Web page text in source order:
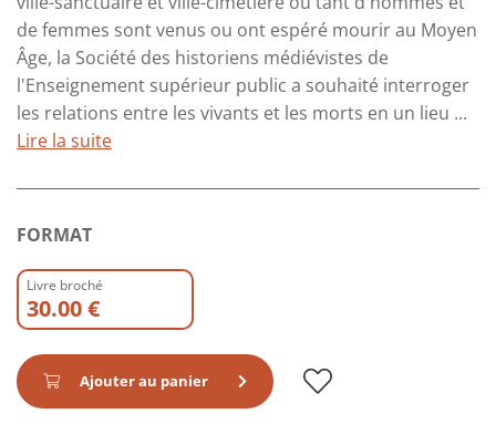
de femmes sont venus ou ont espéré mourir au Moyen
Âge, la Société des historiens médiévistes de
l'Enseignement supérieur public a souhaité interroger
les relations entre les vivants et les morts en un lieu ...
Lire la suite
FORMAT
Livre broché
30.00 €
Ajouter au panier